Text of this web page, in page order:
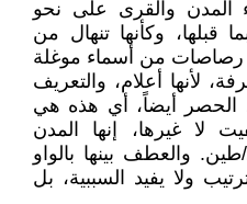
المدن والقرى على نحو
قبلها، وكأنها تنهال من
رصاصات من أسماء موغلة
لأنها أعلام، والتعريف
الحصر أيضاً، أي هذه هي
لا غيرها، إنها المدن
والعطف بينها بالواو
ولا يفيد السببية، بل